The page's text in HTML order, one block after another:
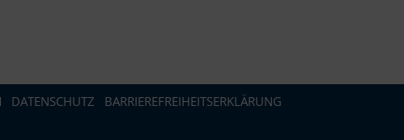
DATENSCHUTZ BARRIEREFREIHEITSERKLÄRUNG